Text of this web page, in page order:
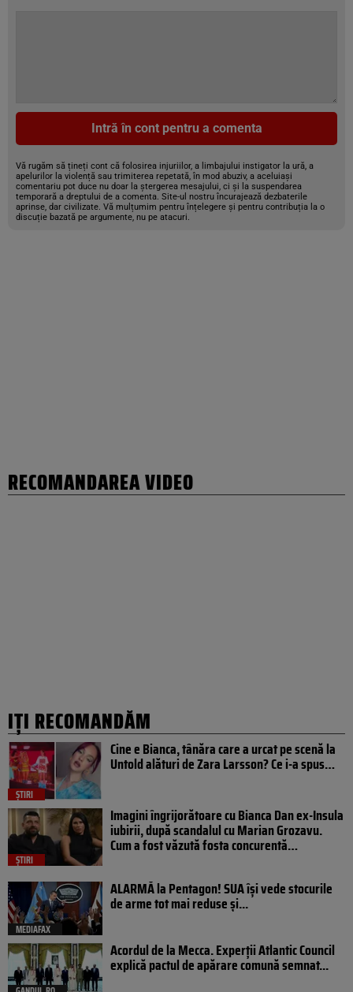
Intră în cont pentru a comenta
Vă rugăm să țineți cont că folosirea injuriilor, a limbajului instigator la ură, a
apelurilor la violență sau trimiterea repetată, în mod abuziv, a aceluiași
comentariu pot duce nu doar la ștergerea mesajului, ci și la suspendarea
temporară a dreptului de a comenta. Site-ul nostru încurajează dezbaterile
aprinse, dar civilizate. Vă mulțumim pentru înțelegere și pentru contribuția la o
discuție bazată pe argumente, nu pe atacuri.
RECOMANDAREA VIDEO
IȚI RECOMANDĂM
ȘTIRI
Cine e Bianca, tânăra care a urcat pe scenă la
Untold alături de Zara Larsson? Ce i-a spus…
ȘTIRI
Imagini îngrijorătoare cu Bianca Dan ex-Insula
iubirii, după scandalul cu Marian Grozavu.
Cum a fost văzută fosta concurentă…
MEDIAFAX
ALARMĂ la Pentagon! SUA își vede stocurile
de arme tot mai reduse și...
Acordul de la Mecca. Experții Atlantic Council
explică pactul de apărare comună semnat...